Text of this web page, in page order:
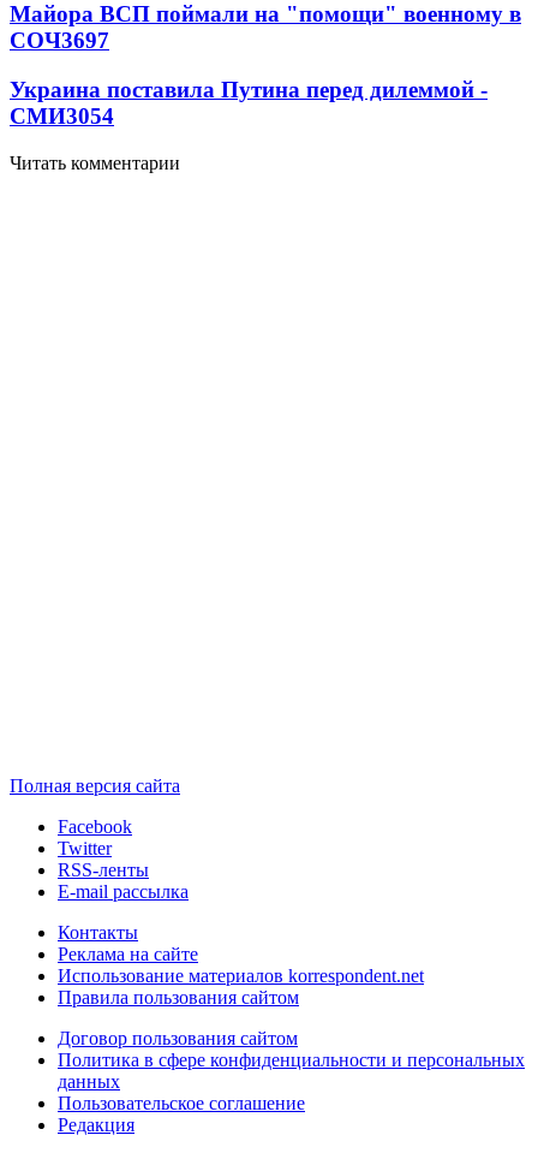
Майора ВСП поймали на "помощи" военному в
СОЧ3697
Украина поставила Путина перед дилеммой -
СМИ3054
Читать комментарии
Полная версия сайта
Facebook
Twitter
RSS-ленты
E-mail рассылка
Контакты
Реклама на сайте
Использование материалов korrespondent.net
Правила пользования сайтом
Договор пользования сайтом
Политика в сфере конфиденциальности и персональных
данных
Пользовательское соглашение
Редакция